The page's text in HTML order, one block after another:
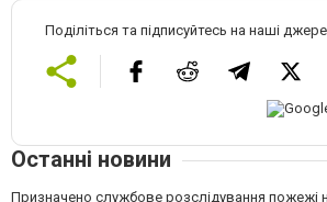
Поділіться та підписуйтесь на наші
Останні новини
Призначено службове розслідування пожежі